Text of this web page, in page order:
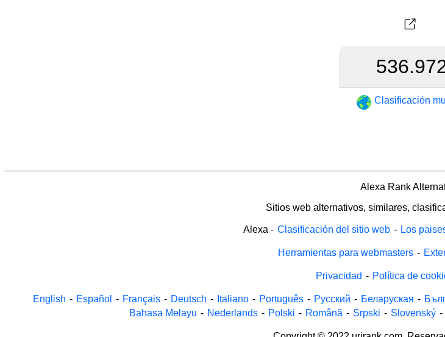
Clasificación
Alexa Rank
Sitios web alternativos, similares,
Alexa - Clasificación del sitio web - Los
Herramientas para webmasters -
Privacidad - Política de
English - Español - Français - Deutsch - Italiano - Português - Русский - Беларуская -
Bahasa Melayu - Nederlands - Polski - Română - Srpski - Slovenský -